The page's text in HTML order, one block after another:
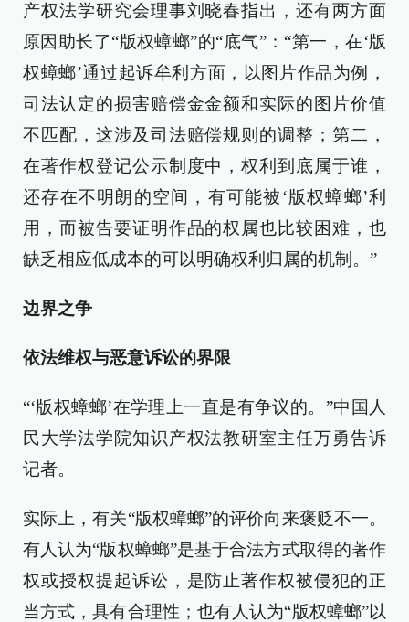
产权法学研究会理事刘晓春指出，还有两方面
原因助长了“版权蟑螂”的“底气”：“第一，在‘版
权蟑螂’通过起诉牟利方面，以图片作品为例，
司法认定的损害赔偿金金额和实际的图片价值
不匹配，这涉及司法赔偿规则的调整；第二，
在著作权登记公示制度中，权利到底属于谁，
还存在不明朗的空间，有可能被‘版权蟑螂’利
用，而被告要证明作品的权属也比较困难，也
缺乏相应低成本的可以明确权利归属的机制。”
边界之争
依法维权与恶意诉讼的界限
“‘版权蟑螂’在学理上一直是有争议的。”中国人
民大学法学院知识产权法教研室主任万勇告诉
记者。
实际上，有关“版权蟑螂”的评价向来褒贬不一。
有人认为“版权蟑螂”是基于合法方式取得的著作
权或授权提起诉讼，是防止著作权被侵犯的正
当方式，具有合理性；也有人认为“版权蟑螂”以